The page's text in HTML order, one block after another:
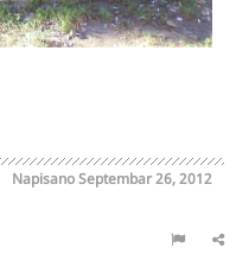
NapisanoSeptembar 26, 2012